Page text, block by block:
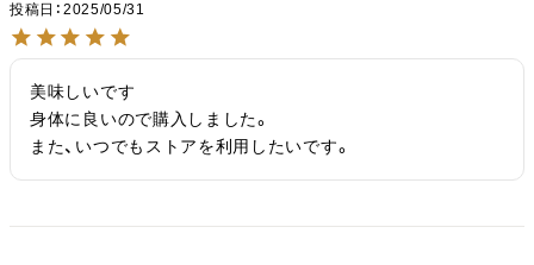
投稿日
2025/05/31
美味しいです
身体に良いので購入しました。
また、いつでもストアを利用したいです。